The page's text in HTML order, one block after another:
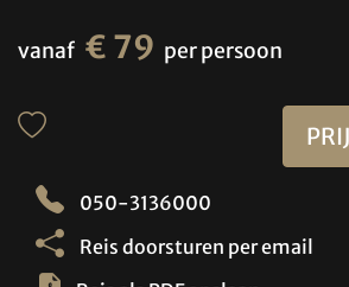
vanaf € 79 per persoon
050-3136000
Reis doorsturen per email